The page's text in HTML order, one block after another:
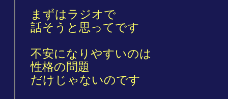
まずはラジオで
話そうと思ってです
不安になりやすいのは
性格の問題
だけじゃないのです